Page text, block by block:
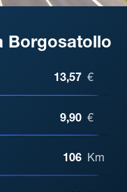
Borgosatollo
DI
13,57 €
9,90 €
106 Km